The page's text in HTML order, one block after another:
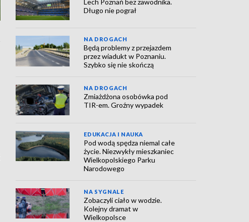
Długo nie pograł
NA DROGACH
Będą problemy z przejazdem
przez wiadukt w Poznaniu.
Szybko się nie skończą
NA DROGACH
Zmiażdżona osobówka pod
TIR-em. Groźny wypadek
EDUKACJA I NAUKA
Pod wodą spędza niemal całe
życie. Niezwykły mieszkaniec
Wielkopolskiego Parku
Narodowego
NA SYGNALE
Zobaczyli ciało w wodzie.
Kolejny dramat w
Wielkopolsce